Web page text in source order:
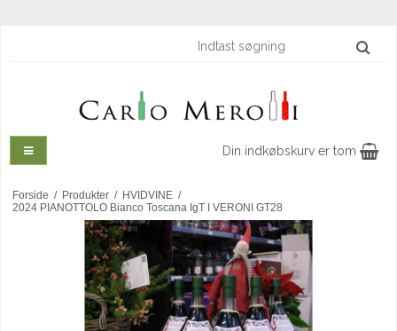
Din indkøbskurv er tom
Forside / Produkter / HVIDVINE /
2024 PIANOTTOLO Bianco Toscana IgT I VERONI GT28